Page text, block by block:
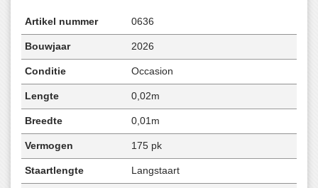
Artikel nummer 0636
Bouwjaar 2026
Conditie Occasion
Lengte 0,02m
Breedte 0,01m
Vermogen 175 pk
Staartlengte Langstaart